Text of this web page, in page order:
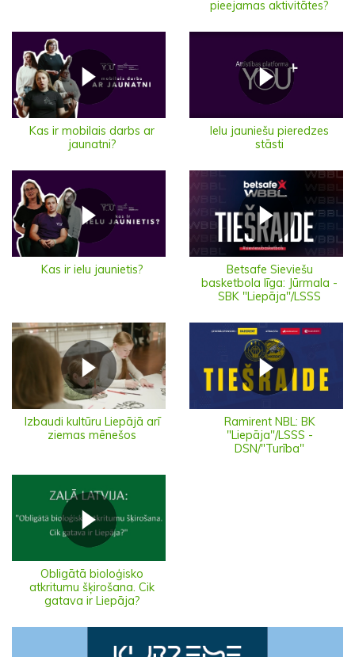
pieejamas aktivitātes?
Kas ir mobilais darbs ar
jaunatni?
Ielu jauniešu pieredzes
stāsti
Kas ir ielu jaunietis?
Betsafe Sieviešu
basketbola līga: Jūrmala -
SBK "Liepāja"/LSSS
Izbaudi kultūru Liepājā arī
ziemas mēnešos
Ramirent NBL: BK
"Liepāja"/LSSS -
DSN/"Turība"
Obligātā bioloģisko
atkritumu šķirošana. Cik
gatava ir Liepāja?